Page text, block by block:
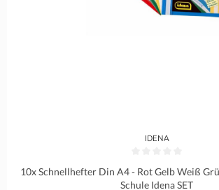
IDENA
10x Schnellhefter Din A4 - Rot Gelb Weiß
Schule Idena SET